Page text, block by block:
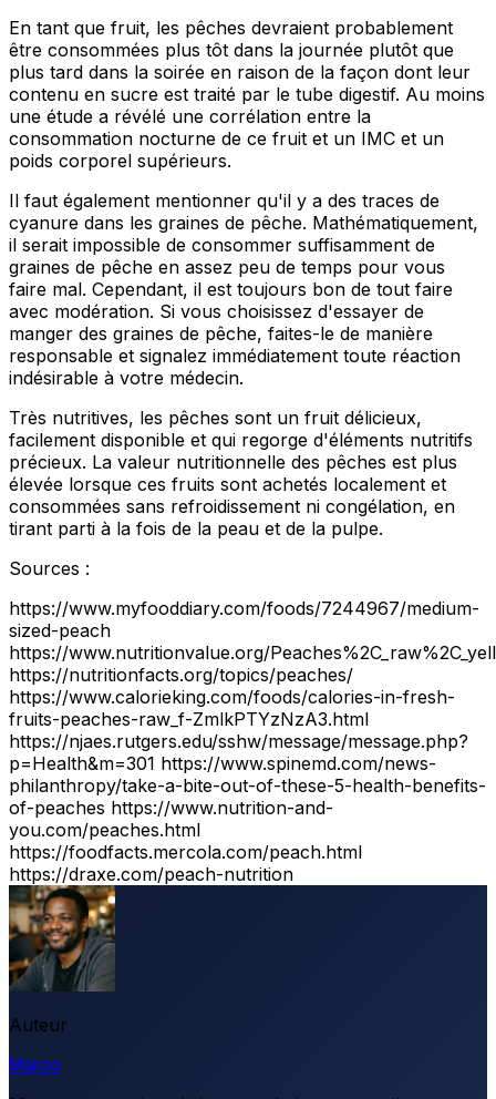
En tant que fruit, les pêches devraient probablement
être consommées plus tôt dans la journée plutôt que
plus tard dans la soirée en raison de la façon dont leur
contenu en sucre est traité par le tube digestif. Au moins
une étude a révélé une corrélation entre la
consommation nocturne de ce fruit et un IMC et un
poids corporel supérieurs.
Il faut également mentionner qu'il y a des traces de
cyanure dans les graines de pêche. Mathématiquement,
il serait impossible de consommer suffisamment de
graines de pêche en assez peu de temps pour vous
faire mal. Cependant, il est toujours bon de tout faire
avec modération. Si vous choisissez d'essayer de
manger des graines de pêche, faites-le de manière
responsable et signalez immédiatement toute réaction
indésirable à votre médecin.
Très nutritives, les pêches sont un fruit délicieux,
facilement disponible et qui regorge d'éléments nutritifs
précieux. La valeur nutritionnelle des pêches est plus
élevée lorsque ces fruits sont achetés localement et
consommées sans refroidissement ni congélation, en
tirant parti à la fois de la peau et de la pulpe.
Sources :
https://www.myfooddiary.com/foods/7244967/medium-
sized-peach
https://www.nutritionvalue.org/
https://nutritionfacts.org/topics/peaches/
https://www.calorieking.com/foods/calories-in-fresh-
fruits-peaches-raw_f-ZmlkPTYzNzA3.html
https://njaes.rutgers.edu/sshw/message/message.php?
p=Health&m=301 https://www.spinemd.com/news-
philanthropy/take-a-bite-out-of-these-5-health-benefits-
of-peaches https://www.nutrition-and-
you.com/peaches.html
https://foodfacts.mercola.com/peach.html
https://draxe.com/peach-nutrition
Auteur
Marco